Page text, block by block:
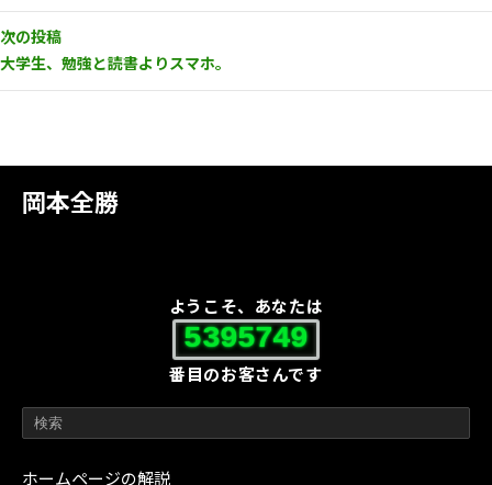
岡本全勝
ようこそ、あなたは
5395749
番目のお客さんです
ホームページの解説
次の投稿
大学生、勉強と読書よりスマホ。